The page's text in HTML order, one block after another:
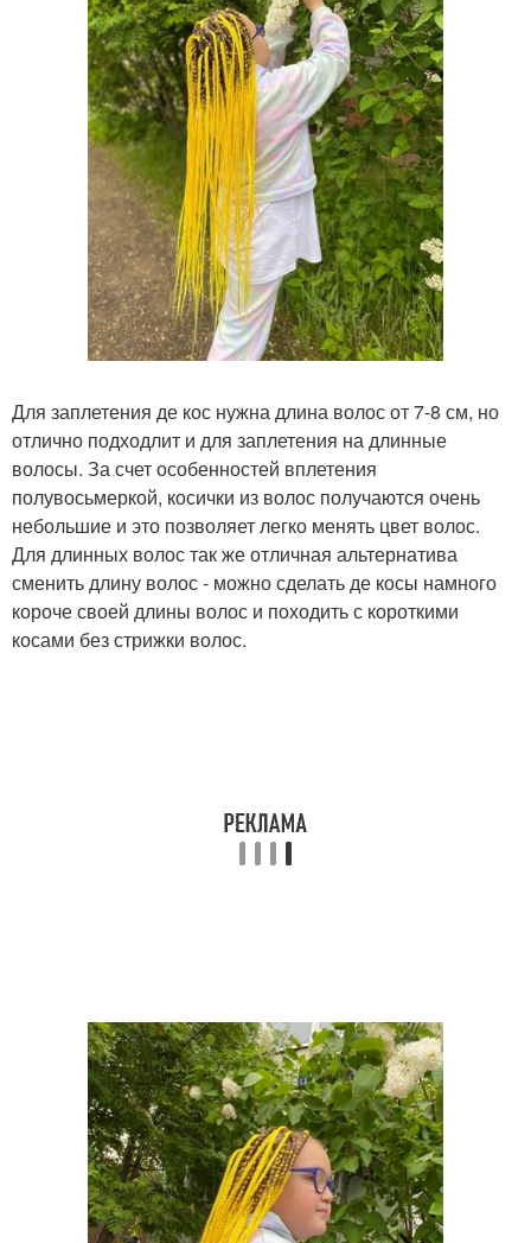
Для заплетения де кос нужна длина волос от 7-8 см, но
отлично подходлит и для заплетения на длинные
волосы. За счет особенностей вплетения
полувосьмеркой, косички из волос получаются очень
небольшие и это позволяет легко менять цвет волос.
Для длинных волос так же отличная альтернатива
сменить длину волос - можно сделать де косы намного
короче своей длины волос и походить с короткими
косами без стрижки волос.